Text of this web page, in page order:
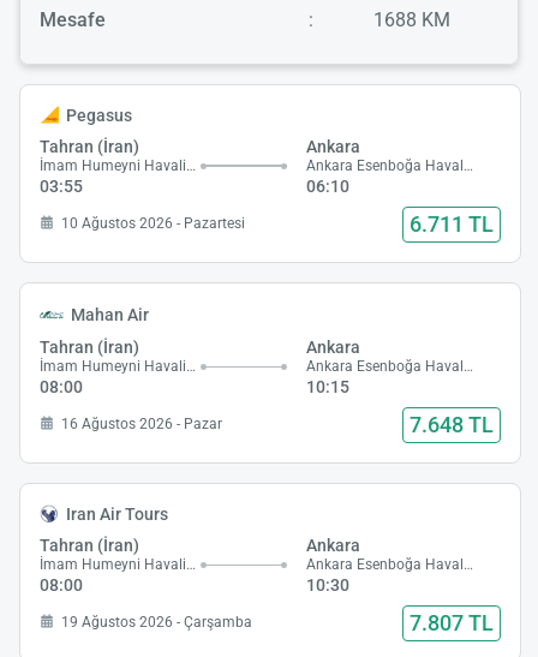
Mesafe : 1688 KM
Pegasus
Tahran (İran)
İmam Humeyni Havalimanı
03:55
Ankara
Ankara Esenboğa Havalimanı
06:10
10 Ağustos 2026 - Pazartesi 6.711 TL
Mahan Air
Tahran (İran)
İmam Humeyni Havalimanı
08:00
Ankara
Ankara Esenboğa Havalimanı
10:15
16 Ağustos 2026 - Pazar 7.648 TL
Iran Air Tours
Tahran (İran)
İmam Humeyni Havalimanı
08:00
Ankara
Ankara Esenboğa Havalimanı
10:30
19 Ağustos 2026 - Çarşamba 7.807 TL